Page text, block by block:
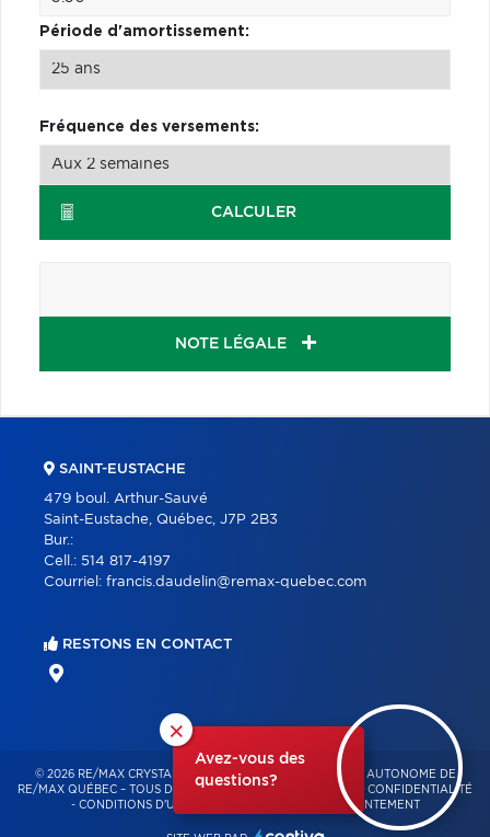
Période d'amortissement:
Fréquence des versements:
CALCULER
NOTE LÉGALE
×
Avez-vous des
questions?
SAINT-EUSTACHE
479 boul. Arthur-Sauvé
Saint-Eustache, Québec, J7P 2B3
Bur.:
Cell.: 514 817-4197
Courriel: francis.daudelin@remax-quebec.com
RESTONS EN CONTACT
© 2026 RE/MAX CRYSTAL – FRANCHISÉ INDÉPENDANT ET AUTONOME DE
RE/MAX QUÉBEC – TOUS DROITS RÉSERVÉS -
POLITIQUE DE CONFIDENTIALITÉ
- CONDITIONS D'UTILISATION GESTION DU CONSENTEMENT